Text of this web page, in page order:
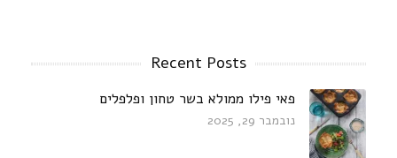
Recent Posts
פאי פילו ממולא בשר טחון ופלפלים
נובמבר 29, 2025